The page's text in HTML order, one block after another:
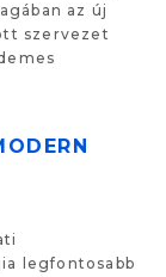
az új
szervezet
legfontosabb